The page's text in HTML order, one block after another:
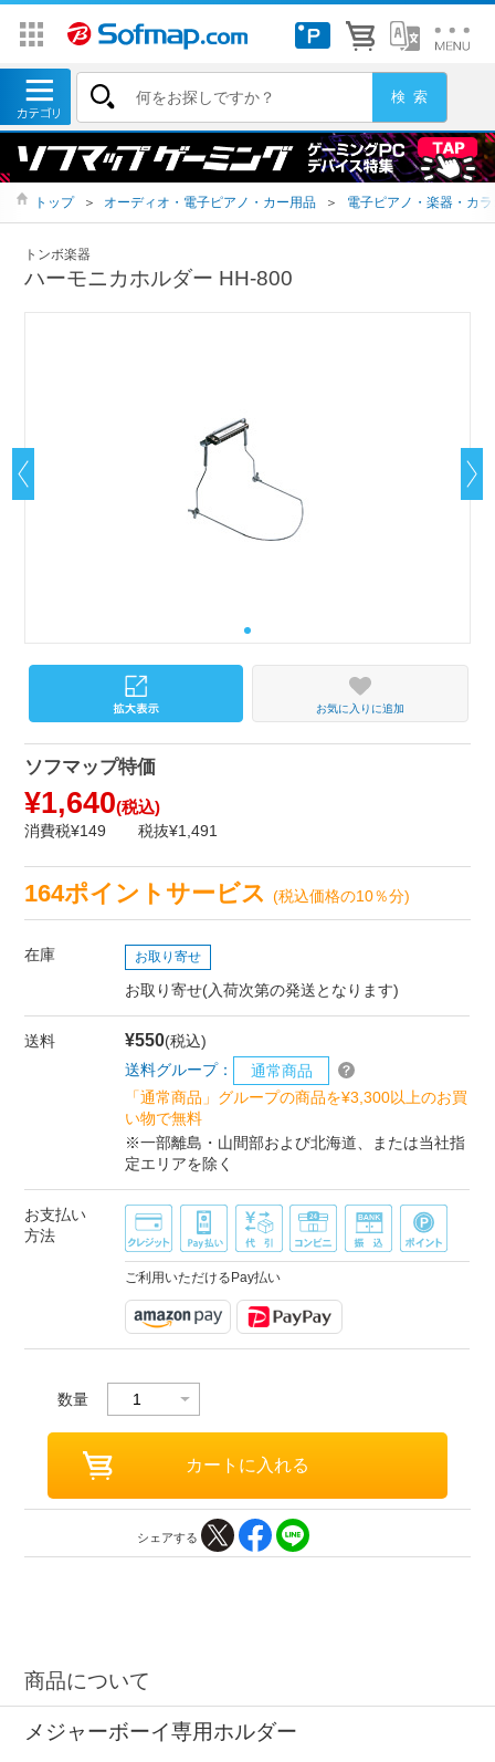
トップ ＞ オーディオ・電子ピアノ・カー用品 ＞ 電子ピアノ・楽器・カ
トンボ楽器
ハーモニカホルダー HH-800
お気に入りに追加
ソフマップ特価
¥1,640(税込)
消費税¥149 税抜¥1,491
164ポイントサービス(税込価格の10％分)
在庫 お取り寄せ
お取り寄せ(入荷次第の発送となります)
送料 ¥550(税込)
送料グループ：
通常商品
「通常商品」グループの商品を¥3,300以上のお買
い物で無料
※一部離島・山間部および北海道、または当社指
定エリアを除く
お支払い
方法
ご利用いただけるPay払い
数量
シェアする
商品について
メジャーボーイ専用ホルダー